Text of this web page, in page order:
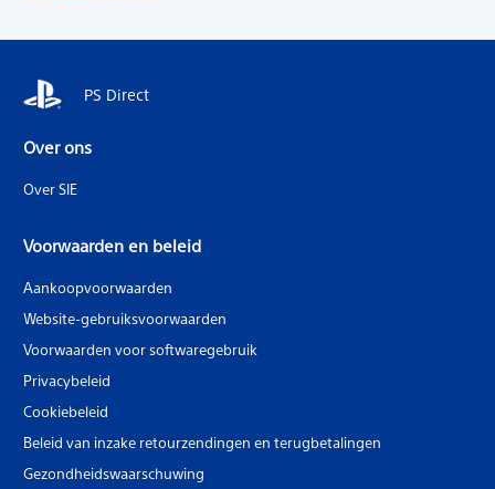
PS Direct
Over ons
Over SIE
Voorwaarden en beleid
Aankoopvoorwaarden
Website-gebruiksvoorwaarden
Voorwaarden voor softwaregebruik
Privacybeleid
Cookiebeleid
Beleid van inzake retourzendingen en terugbetalingen
Gezondheidswaarschuwing